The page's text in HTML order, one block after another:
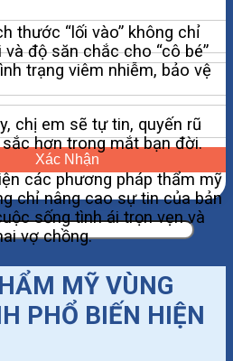
Xác Nhận
thước “lối vào” không chỉ
độ săn chắc cho “cô bé”
trạng viêm nhiễm, bảo vệ
chị em sẽ tự tin, quyến rũ
hơn trong mắt bạn đời.
các phương pháp thẩm mỹ
chỉ nâng cao sự tin của bản
sống tình ái trọn vẹn và
vợ chồng.
MỸ VÙNG
PHỔ BIẾN HIỆN